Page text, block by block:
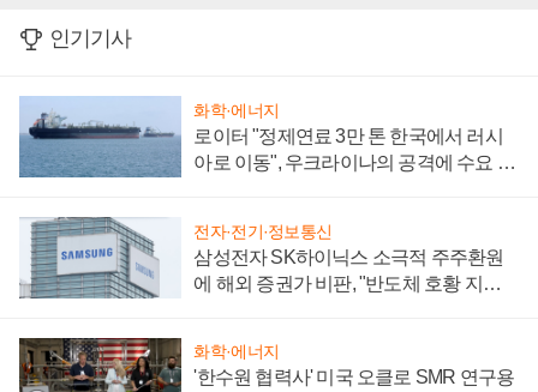
인기기사
화학·에너지
로이터 "정제연료 3만 톤 한국에서 러시
아로 이동", 우크라이나의 공격에 수요 늘
전자·전기·정보통신
삼성전자 SK하이닉스 소극적 주주환원
에 해외 증권가 비판, "반도체 호황 지속
화학·에너지
'한수원 협력사' 미국 오클로 SMR 연구용